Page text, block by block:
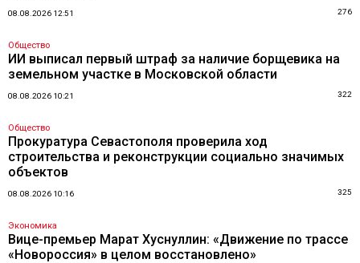
08.08.2026 12:51 276
Общество
ИИ выписал первый штраф за наличие борщевика на
земельном участке в Московской области
08.08.2026 10:21 322
Общество
Прокуратура Севастополя проверила ход
строительства и реконструкции социально значимых
объектов
08.08.2026 10:16 325
Экономика
Вице-премьер Марат Хуснуллин: «Движение по трассе
«Новороссия» в целом восстановлено»